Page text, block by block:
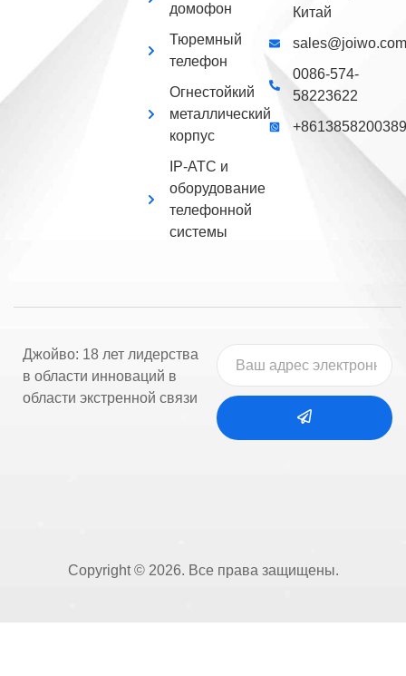
домофон
Тюремный
телефон
Огнестойкий
металлический
корпус
IP-АТС и
оборудование
телефонной
системы
Китай
sales@joiwo.com
0086-574-
58223622
+8613858200389
Джойво: 18 лет лидерства
в области инноваций в
области экстренной связи
Copyright © 2026. Все права защищены.